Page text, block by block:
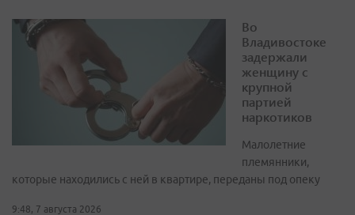
Во
Владивостоке
задержали
женщину с
крупной
партией
наркотиков
Малолетние
племянники,
которые находились с ней в квартире, переданы под опеку
9:48, 7 августа 2026